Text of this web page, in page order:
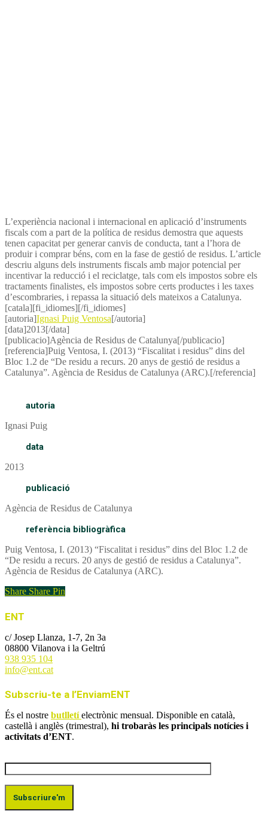
L’experiència nacional i internacional en aplicació d’instruments
fiscals com a part de la política de residus demostra que aquests
tenen capacitat per generar canvis de conducta, tant a l’hora de
produir i comprar béns, com en la fase de gestió de residus. L’article
descriu alguns dels instruments fiscals amb major potencial per
incentivar la reducció i el reciclatge, tals com els impostos sobre els
tractaments finalistes, els impostos sobre certs productes i les taxes
d’escombraries, i repassa la situació dels mateixos a Catalunya.
[catala][fi_idiomes][/fi_idiomes]
[autoria]Ignasi Puig Ventosa[/autoria]
[data]2013[/data]
[publicacio]Agència de Residus de Catalunya[/publicacio]
[referencia]Puig Ventosa, I. (2013) “Fiscalitat i residus” dins del
Bloc 1.2 de “De residu a recurs. 20 anys de gestió de residus a
Catalunya”. Agència de Residus de Catalunya (ARC).[/referencia]
autoria
Ignasi Puig
data
2013
publicació
Agència de Residus de Catalunya
referència bibliogràfica
Puig Ventosa, I. (2013) “Fiscalitat i residus” dins del Bloc 1.2 de
“De residu a recurs. 20 anys de gestió de residus a Catalunya”.
Agència de Residus de Catalunya (ARC).
Share Share Pin
ENT
c/ Josep Llanza, 1-7, 2n 3a
08800 Vilanova i la Geltrú
938 935 104
info@ent.cat
Subscriu-te a l’EnviamENT
És el nostre butlletí electrònic mensual. Disponible en català,
castellà i anglès (trimestral), hi trobaràs les principals notícies i
activitats d’ENT.